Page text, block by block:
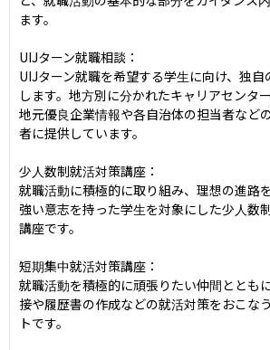
ます。
UIJターン就職相談：
UIJターン就職を希望する学生に向け、独
します。地方別に分かれたキャリアセンタ
地元優良企業情報や各自治体の担当者など
者に提供しています。
少人数制就活対策講座：
就職活動に積極的に取り組み、理想の進路
強い意志を持った学生を対象にした少人数
講座です。
短期集中就活対策講座：
就職活動を積極的に頑張りたい仲間ととも
接や履歴書の作成などの就活対策をおこな
トです。